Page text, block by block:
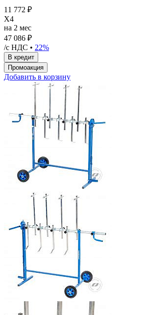
11 772 ₽
X4
на 2 мес
47 086 ₽
/с НДС • 22%
Добавить в корзину